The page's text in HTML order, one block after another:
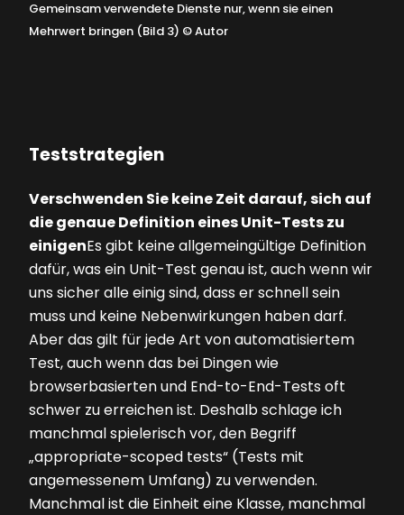
Gemeinsam verwendete Dienste nur, wenn sie einen
Mehrwert bringen (Bild 3) ©Autor
Teststrategien
Verschwenden Sie keine Zeit darauf, sich auf
die genaue Defini­tion eines Unit-Tests zu
einigenEs gibt keine allgemeingültige Definition
dafür, was ein Unit-Test genau ist, auch wenn wir
uns sicher alle einig sind, dass er schnell sein
muss und keine Nebenwirkungen haben darf.
Aber das gilt für jede Art von automatisiertem
Test, auch wenn das bei Dingen wie
browserbasierten und End-to-End-Tests oft
schwer zu erreichen ist. Deshalb schlage ich
manchmal spielerisch vor, den Begriff
„appropriate-scoped tests“ (Tests mit
angemessenem Umfang) zu verwenden.
Manchmal ist die Einheit eine Klasse, manchmal